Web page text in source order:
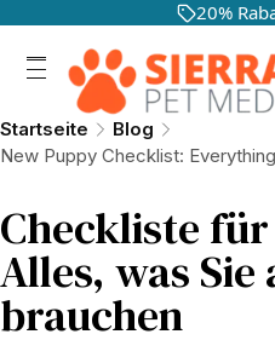
20%
Startseite
Blog
New Puppy Checklist:
Checkliste für
Alles, was Sie
brauchen